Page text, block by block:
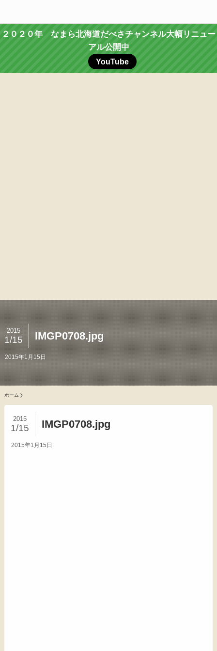
２０２０年 なまら北海道だべさチャンネル大幅リニュー
アル公開中
YouTube
IMGP0708.jpg
2015
1/15
2015年1月15日
ホーム
IMGP0708.jpg
2015
1/15
2015年1月15日